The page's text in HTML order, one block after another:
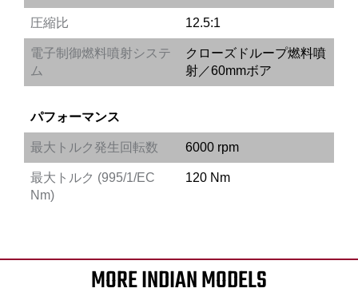
圧縮比 12.5:1
電子制御燃料噴射システ
ム
クローズドループ燃料噴
射／60mmボア
パフォーマンス
最大トルク発生回転数 6000 rpm
最大トルク (995/1/EC
Nm)
120 Nm
MORE INDIAN MODELS